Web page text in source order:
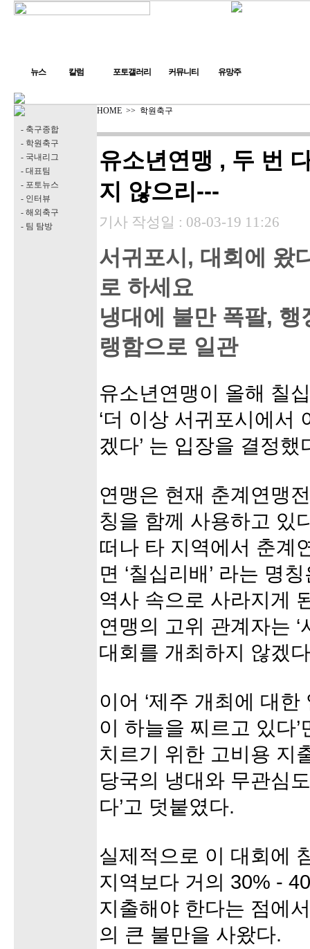
뉴스 칼럼 포토갤러리 커뮤니티 유망주
- 축구종합
- 학원축구
- 국내리그
- 대표팀
- 포토뉴스
- 인터뷰
- 해외축구
- 팀 탐방
HOME >> 학원축구
유소년연맹 , 두 번
지 않으리---
기사 작성일 : 08-03-19 11:26
서귀포시, 대회에 왔
로 하세요
냉대에 불만 폭팔,
랭함으로 일관
유소년연맹이 올해 칠
‘더 이상 서귀포시에서
겠다’ 는 입장을 결정했
연맹은 현재 춘계연맹
칭을 함께 사용하고 있
떠나 타 지역에서 춘계
면 ‘칠십리배’ 라는 명
역사 속으로 사라지게
연맹의 고위 관계자는
대회를 개최하지 않겠
이어 ‘제주 개최에 대
이 하늘을 찌르고 있다’
치르기 위한 고비용 지
당국의 냉대와 무관심
다’고 덧붙였다.
실제적으로 이 대회에
지역보다 거의 30% -
지출해야 한다는 점에
의 큰 불만을 사왔다.